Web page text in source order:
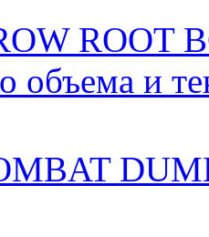
ROOT
объема и